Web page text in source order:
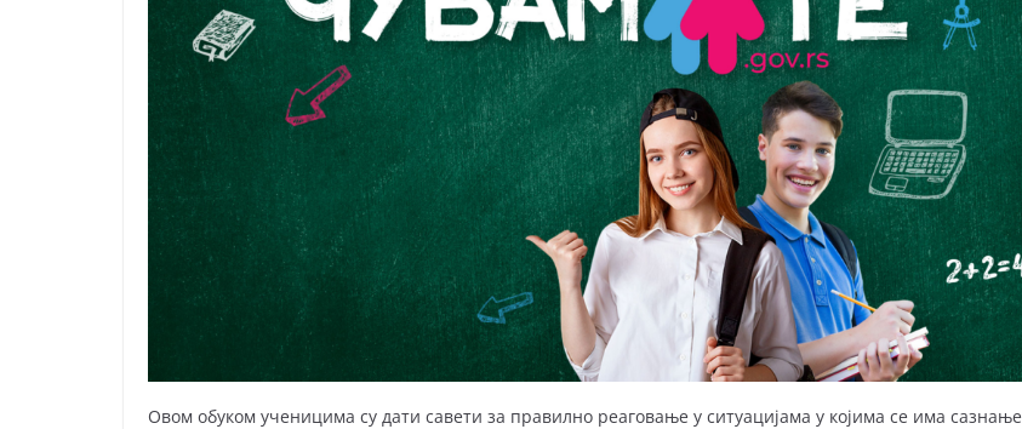
Овом обуком ученицима су дати савети за правилно реаговање у ситуацијама у којима се има сазнање